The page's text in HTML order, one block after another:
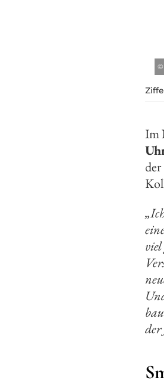
©
Im